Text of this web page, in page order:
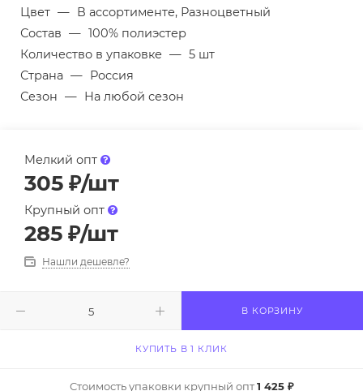
Цвет — В ассортименте, Разноцветный
Состав — 100% полиэстер
Количество в упаковке — 5 шт
Страна — Россия
Сезон — На любой сезон
Мелкий опт
305 ₽/шт
Крупный опт
285 ₽/шт
Нашли дешевле?
В КОРЗИНУ
КУПИТЬ В 1 КЛИК
Стоимость упаковки крупный опт1 425 ₽